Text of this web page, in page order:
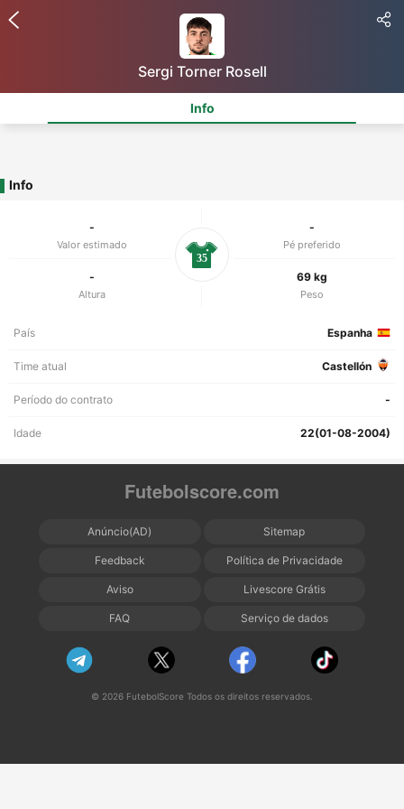
Sergi Torner Rosell
Info
Info
-
Valor estimado
-
Pé preferido
-
Altura
69 kg
Peso
35
País Espanha
Time atual Castellón
Período do contrato -
Idade 22(01-08-2004)
Futebolscore.com
Anúncio(AD) Sitemap
Feedback Política de Privacidade
Aviso Livescore Grátis
FAQ Serviço de dados
© 2026 FutebolScore Todos os direitos reservados.